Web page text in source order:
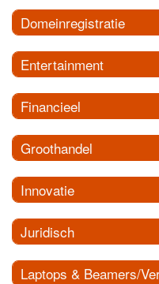
Domeinregistratie
Entertainment
Financieel
Groothandel
Innovatie
Juridisch
Laptops & Beamers/